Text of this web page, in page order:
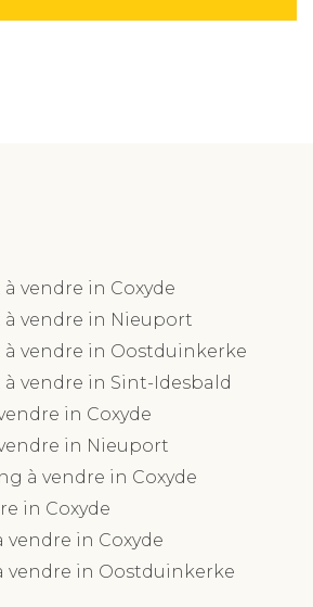
vendre in Coxyde
vendre in Nieuport
vendre in Oostduinkerke
vendre in Sint-Idesbald
in Coxyde
in Nieuport
à vendre in Coxyde
in Coxyde
vendre in Coxyde
vendre in Oostduinkerke